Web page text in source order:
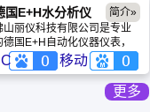
国E+H水分析仪
山丽仪科技有限公司是专业
德国E+H自动化仪器仪表，
货供应商。 移动
简介»
更多